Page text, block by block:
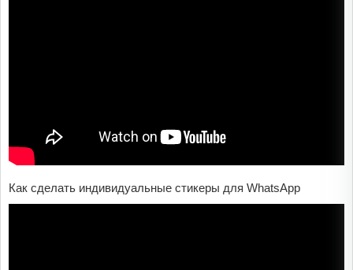
Как сделать индивидуальные стикеры для WhatsApp